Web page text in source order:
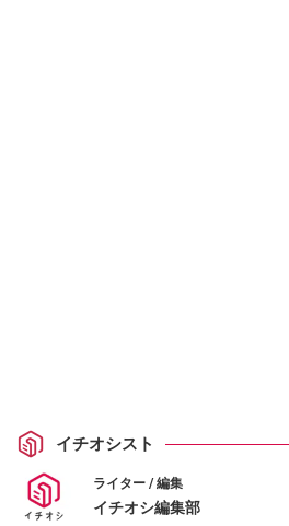
イチオシスト
ライター / 編集
イチオシ編集部